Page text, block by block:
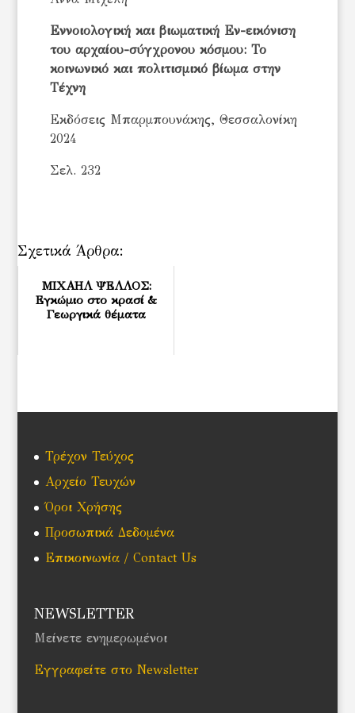
Εννοιολογική και βιωματική Εν-εικόνιση
του αρχαίου-σύγχρονου κόσμου: Το
κοινωνικό και πολιτισμικό βίωμα στην
Τέχνη
Εκδόσεις Μπαρμπουνάκης, Θεσσαλονίκη
2024
Σελ. 232
Σχετικά Άρθρα:
ΜΙΧΑΗΛ ΨΕΛΛΟΣ:
Εγκώμιο στο κρασί &
Γεωργικά θέματα
Τρέχον Τεύχος
Αρχείο Τευχών
Όροι Χρήσης
Προσωπικά Δεδομένα
Επικοινωνία / Contact Us
NEWSLETTER
Μείνετε ενημερωμένοι
Εγγραφείτε στο Newsletter